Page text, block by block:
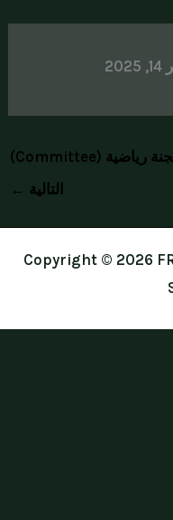
اللجنة رياضية (Committee)
التالية ←
Copyright © 2026